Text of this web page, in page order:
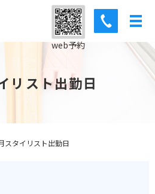
web予約
リスト出勤日
スタイリスト出勤日